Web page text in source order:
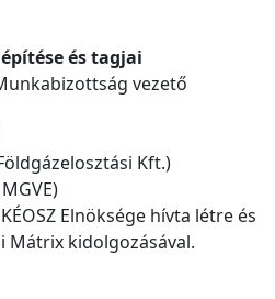
és tagjai
vezető
Kft.)
Elnöksége hívta létre és
Mátrix kidolgozásával.